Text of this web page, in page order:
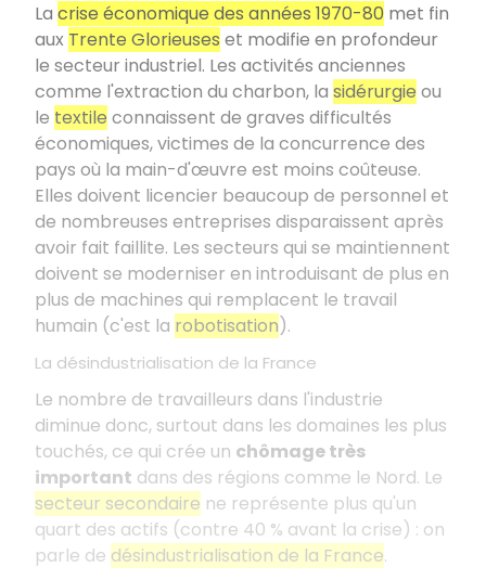
La crise économique des années 1970-80 met fin
aux Trente Glorieuses et modifie en profondeur
le secteur industriel. Les activités anciennes
comme l'extraction du charbon, la sidérurgie ou
le textile connaissent de graves difficultés
économiques, victimes de la concurrence des
pays où la main-d'œuvre est moins coûteuse.
Elles doivent licencier beaucoup de personnel et
de nombreuses entreprises disparaissent après
avoir fait faillite. Les secteurs qui se maintiennent
doivent se moderniser en introduisant de plus en
plus de machines qui remplacent le travail
humain (c'est la robotisation).
La désindustrialisation de la France
Le nombre de travailleurs dans l'industrie
diminue donc, surtout dans les domaines les plus
touchés, ce qui crée un chômage très
important dans des régions comme le Nord. Le
secteur secondaire ne représente plus qu'un
quart des actifs (contre 40 % avant la crise) : on
parle de désindustrialisation de la France.